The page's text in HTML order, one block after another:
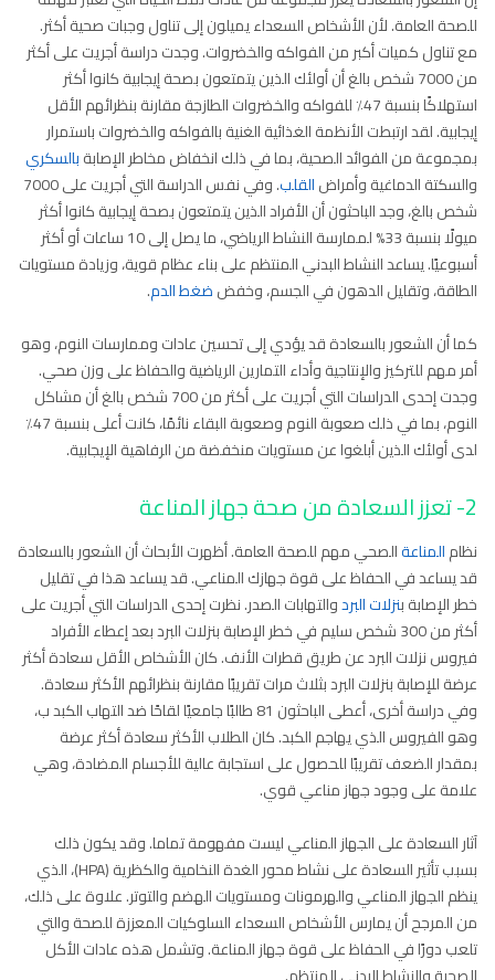
للصحة العامة. لأن الأشخاص السعداء يميلون إلى تناول وجبات صحية أكثر.
مع تناول كميات أكبر من الفواكه والخضروات. وجدت دراسة أجريت على أكثر
من 7000 شخص بالغ أن أولئك الذين يتمتعون بصحة إيجابية كانوا أكثر
استهلاكًا بنسبة 47٪ للفواكه والخضروات الطازجة مقارنة بنظرائهم الأقل
إيجابية. لقد ارتبطت الأنظمة الغذائية الغنية بالفواكه والخضروات باستمرار
بمجموعة من الفوائد الصحية، بما في ذلك انخفاض مخاطر الإصابةبالسكري
والسكتة الدماغية وأمراضالقلب
. وفي نفس الدراسة التي أجريت على 7000
شخص بالغ، وجد الباحثون أن الأفراد الذين يتمتعون بصحة إيجابية كانوا أكثر
ميولًا بنسبة 33% لممارسة النشاط الرياضي، ما يصل إلى 10 ساعات أو أكثر
أسبوعيًا. يساعد النشاط البدني المنتظم على بناء عظام قوية، وزيادة مستويات
الطاقة، وتقليل الدهون في الجسم، وخفضضغط الدم.
كما أن الشعور بالسعادة قد يؤدي إلى تحسين عادات وممارسات النوم، وهو
أمر مهم للتركيز والإنتاجية وأداء التمارين الرياضية والحفاظ على وزن صحي.
وجدت إحدى الدراسات التي أجريت على أكثر من 700 شخص بالغ أن مشاكل
النوم، بما في ذلك صعوبة النوم وصعوبة البقاء نائمًا، كانت أعلى بنسبة 47٪
لدى أولئك الذين أبلغوا عن مستويات منخفضة من الرفاهية الإيجابية.
2- تعزز السعادة من صحة جهاز المناعة
نظامالمناعةالصحي مهم للصحة العامة. أظهرت الأبحاث أن الشعور بالسعادة
قد يساعد في الحفاظ على قوة جهازك المناعي. قد يساعد هذا في تقليل
خطر الإصابة بنزلات البردوالتهابات الصدر. نظرت إحدى الدراسات التي أجريت على
أكثر من 300 شخص سليم في خطر الإصابة بنزلات البرد بعد إعطاء الأفراد
فيروس نزلات البرد عن طريق قطرات الأنف. كان الأشخاص الأقل سعادة أكثر
عرضة للإصابة بنزلات البرد بثلاث مرات تقريبًا مقارنة بنظرائهم الأكثر سعادة.
وفي دراسة أخرى، أعطى الباحثون 81 طالبًا جامعيًا لقاحًا ضد التهاب الكبد ب،
وهو الفيروس الذي يهاجم الكبد. كان الطلاب الأكثر سعادة أكثر عرضة
بمقدار الضعف تقريبًا للحصول على استجابة عالية للأجسام المضادة، وهي
علامة على وجود جهاز مناعي قوي.
آثار السعادة على الجهاز المناعي ليست مفهومة تماما. وقد يكون ذلك
بسبب تأثير السعادة على نشاط محور الغدة النخامية والكظرية (HPA)، الذي
ينظم الجهاز المناعي والهرمونات ومستويات الهضم والتوتر. علاوة على ذلك،
من المرجح أن يمارس الأشخاص السعداء السلوكيات المعززة للصحة والتي
تلعب دورًا في الحفاظ على قوة جهاز المناعة. وتشمل هذه عادات الأكل